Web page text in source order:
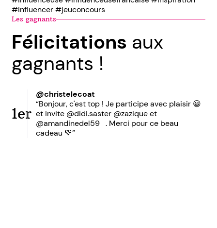
#influencer #jeuconcours
Les gagnants
Félicitations aux
gagnants !
1er
@christelecoat
“Bonjour, c'est top ! Je participe avec plaisir 😀
et invite @didi.saster @zazique et
@amandinedel59 . Merci pour ce beau
cadeau 💚”